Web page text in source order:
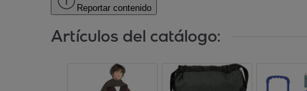
Reportar contenido
Artículos del catálogo: